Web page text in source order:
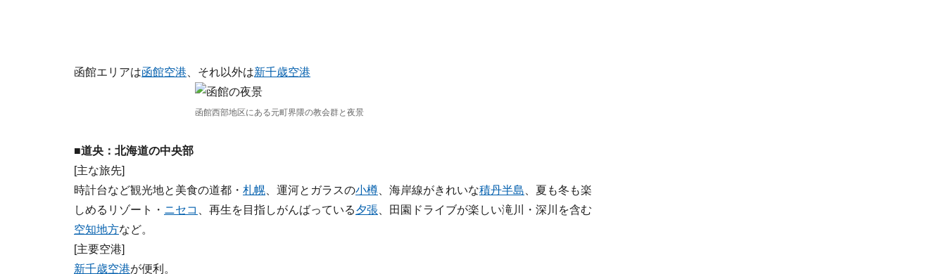
函館エリアは函館空港 、それ以外は新千歳空港
函館西部地区にある元町界隈の教会群と夜景
■道央：北海道の中央部
[主な旅先]
時計台など観光地と美食の道都・ 札幌 、運河とガラスの小樽 、海岸線がきれいな積丹半島 、夏も冬も楽
しめるリゾート・ ニセコ 、再生を目指しがんばっている夕張 、田園ドライブが楽しい滝川・深川を含む
空知地方など。
[主要空港]
新千歳空港が便利。